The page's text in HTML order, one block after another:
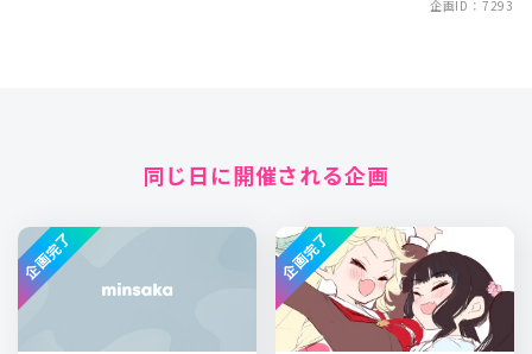
企画ID：7293
同じ日に開催される企画
企画完了 企画完了